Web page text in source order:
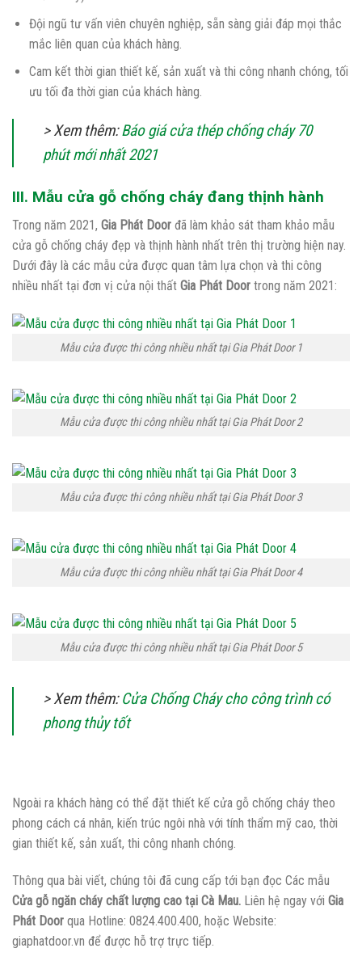
Đội ngũ tư vấn viên chuyên nghiệp, sẵn sàng giải đáp mọi thắc
mắc liên quan của khách hàng.
Cam kết thời gian thiết kế, sản xuất và thi công nhanh chóng, tối
ưu tối đa thời gian của khách hàng.
> Xem thêm:Báo giá cửa thép chống cháy 70
phút mới nhất 2021
III. Mẫu cửa gỗ chống cháy đang thịnh hành
Trong năm 2021, Gia Phát Door đã làm khảo sát tham khảo mẫu
cửa gỗ chống cháy đẹp và thịnh hành nhất trên thị trường hiện nay.
Dưới đây là các mẫu cửa được quan tâm lựa chọn và thi công
nhiều nhất tại đơn vị cửa nội thất Gia Phát Door trong năm 2021:
Mẫu cửa được thi công nhiều nhất tại Gia Phát Door 1
Mẫu cửa được thi công nhiều nhất tại Gia Phát Door 2
Mẫu cửa được thi công nhiều nhất tại Gia Phát Door 3
Mẫu cửa được thi công nhiều nhất tại Gia Phát Door 4
Mẫu cửa được thi công nhiều nhất tại Gia Phát Door 5
> Xem thêm:Cửa Chống Cháy cho công trình có
phong thủy tốt
Ngoài ra khách hàng có thể đặt thiết kế cửa gỗ chống cháy theo
phong cách cá nhân, kiến trúc ngôi nhà với tính thẩm mỹ cao, thời
gian thiết kế, sản xuất, thi công nhanh chóng.
Thông qua bài viết, chúng tôi đã cung cấp tới bạn đọc Các mẫu
Cửa gỗ ngăn cháy chất lượng cao tại Cà Mau. Liên hệ ngay với Gia
Phát Door qua Hotline: 0824.400.400, hoặc Website:
giaphatdoor.vn để được hỗ trợ trực tiếp.